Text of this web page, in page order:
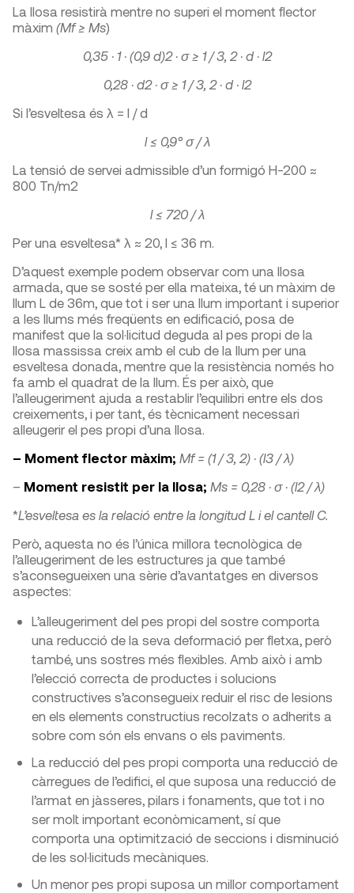
La llosa resistirà mentre no superi el moment flector
màxim (Mf≥ Ms)
0,35 · 1 · (0,9 d)2 ·σ ≥ 1 / 3, 2 · d · l2
0,28 · d2 ·σ ≥ 1 / 3, 2 · d · l2
Si l’esveltesa és λ = l / d
l ≤ 0,9° σ / λ
La tensió de servei admissible d’un formigó H-200 ≈
800 Tn/m2
l ≤ 720 / λ
Per una esveltesa* λ ≈ 20, l ≤ 36 m.
D’aquest exemple podem observar com una llosa
armada, que se sosté per ella mateixa, té un màxim de
llum L de 36m, que tot i ser una llum important i superior
a les llums més freqüents en edificació, posa de
manifest que la sol·licitud deguda al pes propi de la
llosa massissa creix amb el cub de la llum per una
esveltesa donada, mentre que la resistència només ho
fa amb el quadrat de la llum. És per això, que
l’alleugeriment ajuda a restablir l’equilibri entre els dos
creixements, i per tant, és tècnicament necessari
alleugerir el pes propi d’una llosa.
– Moment flector màxim; Mf= (1 / 3, 2) · (l3 / λ)
– Moment resistit per la llosa; Ms = 0,28 · σ · (l2/ λ)
*L’esveltesa es la relació entre la longitud L i el cantell C.
Però, aquesta no és l’única millora tecnològica de
l’alleugeriment de les estructures ja que també
s’aconsegueixen una sèrie d’avantatges en diversos
aspectes:
L’alleugeriment del pes propi del sostre comporta
una reducció de la seva deformació per fletxa, però
també, uns sostres més flexibles. Amb això i amb
l’elecció correcta de productes i solucions
constructives s’aconsegueix reduir el risc de lesions
en els elements constructius recolzats o adherits a
sobre com són els envans o els paviments.
La reducció del pes propi comporta una reducció de
càrregues de l’edifici, el que suposa una reducció de
l’armat en jàsseres, pilars i fonaments, que tot i no
ser molt important econòmicament, sí que
comporta una optimització de seccions i disminució
de les sol·licituds mecàniques.
Un menor pes propi suposa un millor comportament